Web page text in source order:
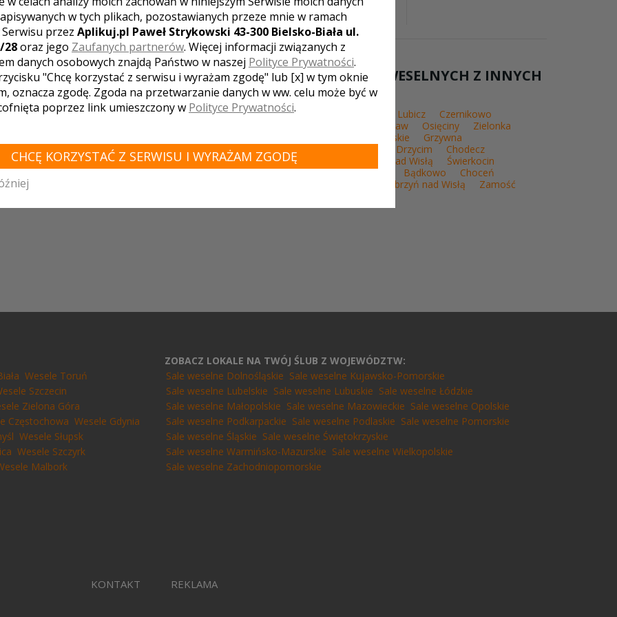
marzenia!
KUJAWSKO-POMORSKIE - ZOBACZ LISTĘ SAL WESELNYCH Z INNYCH
Więcbork Gniewkowo Dąbrowa Chełmińska Kruszyn Lubicz
Czernikowo
Bysław Osięciny
Zielonka
Kowalewo Pomorskie
Grzywna
Warlubie Drzycim
Chodecz
Krajeńskie
Podgórzyn Brzozie Głogowo Orłowo Śliwice Osiek nad Wisłą
Świerkocin
BIAŁE BŁOTA Radziejów Osielsko Szubin Legbąd Cierpice Janikowo Bądkowo
Choceń
Ślesin Dobrzyń nad Wisłą
Zamość
Wesele Toruń
Szczecin
Zielona Góra
Częstochowa Wesele Gdynia
Wesele Słupsk
Wesele Szczyrk
Malbork
ZOBACZ LOKALE NA TWÓJ ŚLUB Z WOJEWÓDZTW:
Sale weselne Dolnośląskie Sale weselne Kujawsko-Pomorskie
Sale weselne Lubelskie Sale weselne Lubuskie Sale weselne Łódzkie
Sale weselne Małopolskie Sale weselne Mazowieckie Sale weselne Opolskie
Sale weselne Podkarpackie Sale weselne Podlaskie Sale weselne Pomorskie
Sale weselne Śląskie Sale weselne Świętokrzyskie
Sale weselne Warmińsko-Mazurskie Sale weselne Wielkopolskie
Sale weselne Zachodniopomorskie
KONTAKT REKLAMA
w tych plikach, pozostawianych przeze mnie w ramach
przez Aplikuj.pl Paweł Strykowski 43-300 Bielsko-Biała ul.
28oraz jego Zaufanych partnerów. Więcej informacji związanych z
danych osobowych znajdą Państwo w naszej Polityce Prywatności.
"Chcę korzystać z serwisu i wyrażam zgodę" lub [x] w tym oknie
oznacza zgodę. Zgoda na przetwarzanie danych w ww. celu może być w
poprzez link umieszczony w Polityce Prywatności.
CHCĘ KORZYSTAĆ Z SERWISU I WYRAŻAM ZGODĘ